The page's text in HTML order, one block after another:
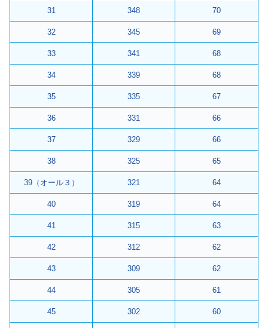
31 348 70
32 345 69
33 341 68
34 339 68
35 335 67
36 331 66
37 329 66
38 325 65
39（オール３） 321 64
40 319 64
41 315 63
42 312 62
43 309 62
44 305 61
45 302 60